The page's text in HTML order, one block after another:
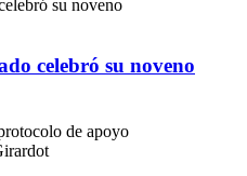
celebró su noveno